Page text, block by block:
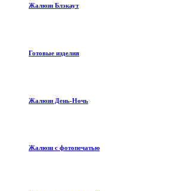
Жалюзи Блэкаут
Готовые изделия
Жалюзи День-Ночь
Жалюзи с фотопечатью